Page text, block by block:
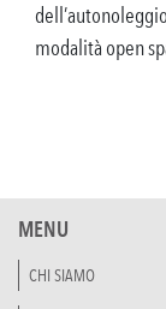
modalità open
MENU
CHI SIAMO